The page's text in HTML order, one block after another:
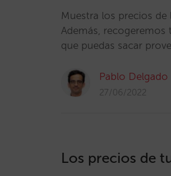
Muestra los precios de
Además,
que puedas sacar
Pablo Delgado
27/06/2022
Los precios de